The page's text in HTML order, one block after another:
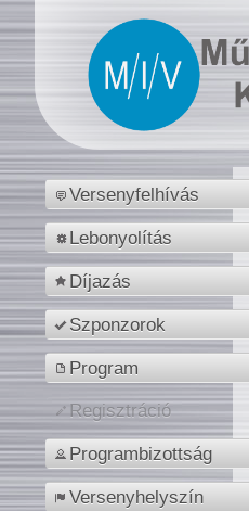
Versenyfelhívás
Lebonyolítás
Díjazás
Szponzorok
Program
Regisztráció
Programbizottság
Versenyhelyszín